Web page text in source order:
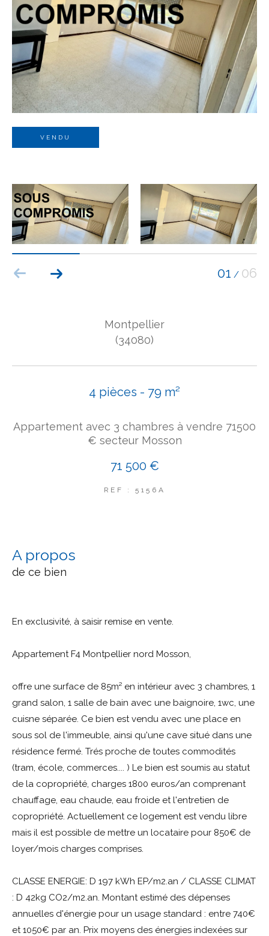
VENDU
01 / 06
Montpellier
(34080)
4 pièces - 79 m²
Appartement avec 3 chambres à vendre 71500
€ secteur Mosson
71 500 €
REF : 5156A
a propos
de ce bien
En exclusivité, à saisir remise en vente.
Appartement F4 Montpellier nord Mosson,
offre une surface de 85m² en intérieur avec 3 chambres, 1
grand salon, 1 salle de bain avec une baignoire, 1wc, une
cuisne séparée. Ce bien est vendu avec une place en
sous sol de l'immeuble, ainsi qu'une cave situé dans une
résidence fermé. Trés proche de toutes commodités
(tram, école, commerces.... ) Le bien est soumis au statut
de la copropriété, charges 1800 euros/an comprenant
chauffage, eau chaude, eau froide et l'entretien de
copropriété. Actuellement ce logement est vendu libre
mais il est possible de mettre un locataire pour 850€ de
loyer/mois charges comprises.
CLASSE ENERGIE: D 197 kWh EP/m2.an / CLASSE CLIMAT
: D 42kg CO2/m2.an. Montant estimé des dépenses
annuelles d'énergie pour un usage standard : entre 740€
et 1050€ par an. Prix moyens des énergies indexées sur
Budget
Budget
Surface
Surface
Pièces
Référence
AFFINER LES CRITÈRES
TERRASSE PARKING PISCINE